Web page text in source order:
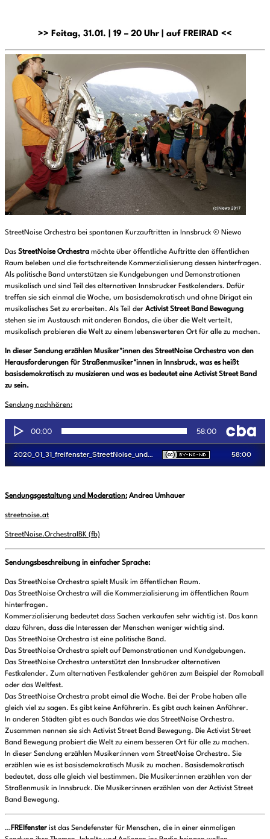
>> Feitag, 31.01. | 19 – 20 Uhr | auf FREIRAD <<
StreetNoise Orchestra bei spontanen Kurzauftritten in Innsbruck © Niewo
Das StreetNoise Orchestra möchte über öffentliche Auftritte den öffentlichen
Raum beleben und die fortschreitende Kommerzialisierung dessen hinterfragen.
Als politische Band unterstützen sie Kundgebungen und Demonstrationen
musikalisch und sind Teil des alternativen Innsbrucker Festkalenders. Dafür
treffen sie sich einmal die Woche, um basisdemokratisch und ohne Dirigat ein
musikalisches Set zu erarbeiten. Als Teil der Activist Street Band Bewegung
stehen sie im Austausch mit anderen Bandas, die über die Welt verteilt,
musikalisch probieren die Welt zu einem lebenswerteren Ort für alle zu machen.
In dieser Sendung erzählen Musiker*innen des StreetNoise Orchestra von den
Herausforderungen für Straßenmusiker*innen in Innsbruck, was es heißt
basisdemokratisch zu musizieren und was es bedeutet eine Activist Street Band
zu sein.
Sendung nachhören:
Sendungsgestaltung und Moderation: Andrea Umhauer
streetnoise.at
StreetNoise.OrchestraIBK (fb)
Sendungsbeschreibung in einfacher Sprache:
Das StreetNoise Orchestra spielt Musik im öffentlichen Raum.
Das StreetNoise Orchestra will die Kommerzialisierung im öffentlichen Raum
hinterfragen.
Kommerzialisierung bedeutet dass Sachen verkaufen sehr wichtig ist. Das kann
dazu führen, dass die Interessen der Menschen weniger wichtig sind.
Das StreetNoise Orchestra ist eine politische Band.
Das StreetNoise Orchestra spielt auf Demonstrationen und Kundgebungen.
Das StreetNoise Orchestra unterstützt den Innsbrucker alternativen
Festkalender. Zum alternativen Festkalender gehören zum Beispiel der Romaball
oder das Weltfest.
Das StreetNoise Orchestra probt eimal die Woche. Bei der Probe haben alle
gleich viel zu sagen. Es gibt keine Anführerin. Es gibt auch keinen Anführer.
In anderen Städten gibt es auch Bandas wie das StreetNoise Orchestra.
Zusammen nennen sie sich Activist Street Band Bewegung. Die Activist Street
Band Bewegung probiert die Welt zu einem besseren Ort für alle zu machen.
In dieser Sendung erzählen Musiker:innen vom StreetNoise Orchestra. Sie
erzählen wie es ist basisdemokratisch Musik zu machen. Basisdemokratisch
bedeutet, dass alle gleich viel bestimmen. Die Musiker:innen erzählen von der
Straßenmusik in Innsbruck. Die Musiker:innen erzählen von der Activist Street
Band Bewegung.
… FREIfenster ist das Sendefenster für Menschen, die in einer einmaligen